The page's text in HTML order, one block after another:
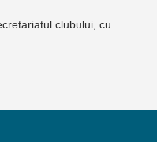
clubului, cu